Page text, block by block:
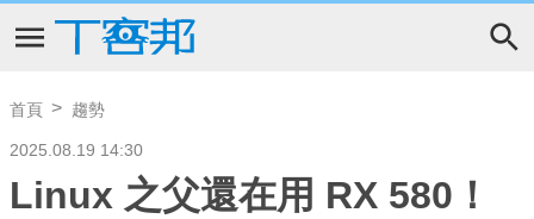
首頁 趨勢
2025.08.19 14:30
Linux 之父還在用 RX 580！